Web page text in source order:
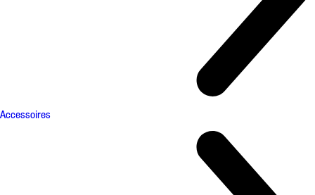
Accessoires